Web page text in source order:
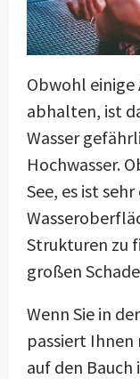
Obwohl einige
abhalten, ist
Wasser
Hochwasser.
See, es ist
Strukturen zu
großen
Wenn Sie in
passiert Ihnen
auf den Bauch